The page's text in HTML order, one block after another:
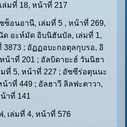
ล่มที่ 18, หน้าที่ 217
อนอานี, เล่มที่ 5 , หน้าที่ 269,
ด อะห์มัด อิบนิฮันบัล, เล่มที่ 1,
3873 ; อัฏฏอบะกอตุลกุบรอ, อิ
น้าที่ 201 ; อัลบิดายะฮ์ วันนิฮา
ที่ 5, หน้าที่ 227 ; อัซซีร่อตุนนะ
น้าที่ 449 ; อัลฮาวี ลิลฟะตาวา,
าที่ 141
เล่มที่ 4, หน้าที่ 576